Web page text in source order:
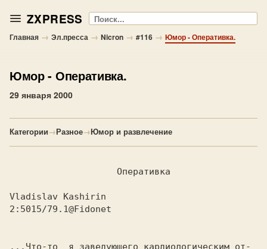
ZXPRESS Поиск
Главная → Эл.пресса → Nicron → #116 → Юмор - Оперативка.
Юмор- Оперативка.
29 января 2000
Категории→Разное→Юмор и развлечение
2:5015/79.1@Fidonet
...Что-то  я заведующего каpдиологическим от-